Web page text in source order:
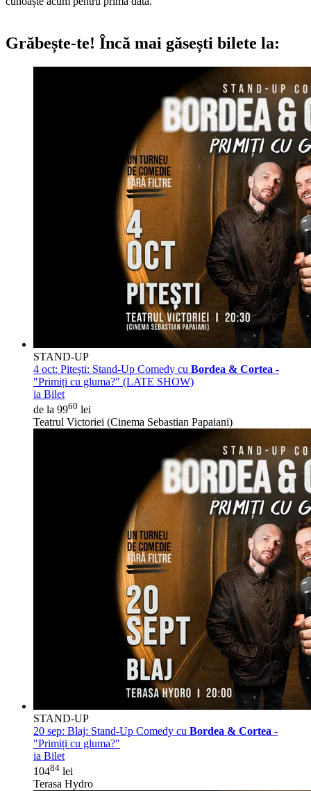
Grăbește-te! Încă mai găsești bilete la:
STAND-UP
4 oct: Pitești: Stand-Up Comedy cu Bordea & Cortea -
"Primiți cu gluma?" (LATE SHOW)
ia Bilet
de la 9960 lei
Teatrul Victoriei (Cinema Sebastian Papaiani)
STAND-UP
20 sep: Blaj: Stand-Up Comedy cu Bordea & Cortea -
"Primiți cu gluma?"
ia Bilet
10484 lei
Terasa Hydro